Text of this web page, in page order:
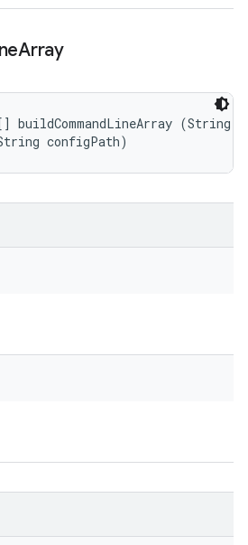
Array
buildCommandLineArray
configPath)